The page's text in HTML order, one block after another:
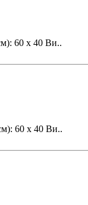
60 х 40 Ви..
60 х 40 Ви..